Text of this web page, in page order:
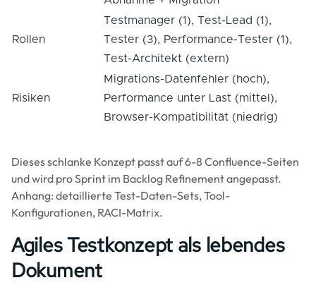
Rollen
Testmanager (1), Test-Lead (1),
Tester (3), Performance-Tester (1),
Test-Architekt (extern)
Risiken
Migrations-Datenfehler (hoch),
Performance unter Last (mittel),
Browser-Kompatibilität (niedrig)
Dieses schlanke Konzept passt auf 6-8 Confluence-Seiten
und wird pro Sprint im Backlog Refinement angepasst.
Anhang: detaillierte Test-Daten-Sets, Tool-
Konfigurationen, RACI-Matrix.
Agiles Testkonzept als lebendes
Dokument